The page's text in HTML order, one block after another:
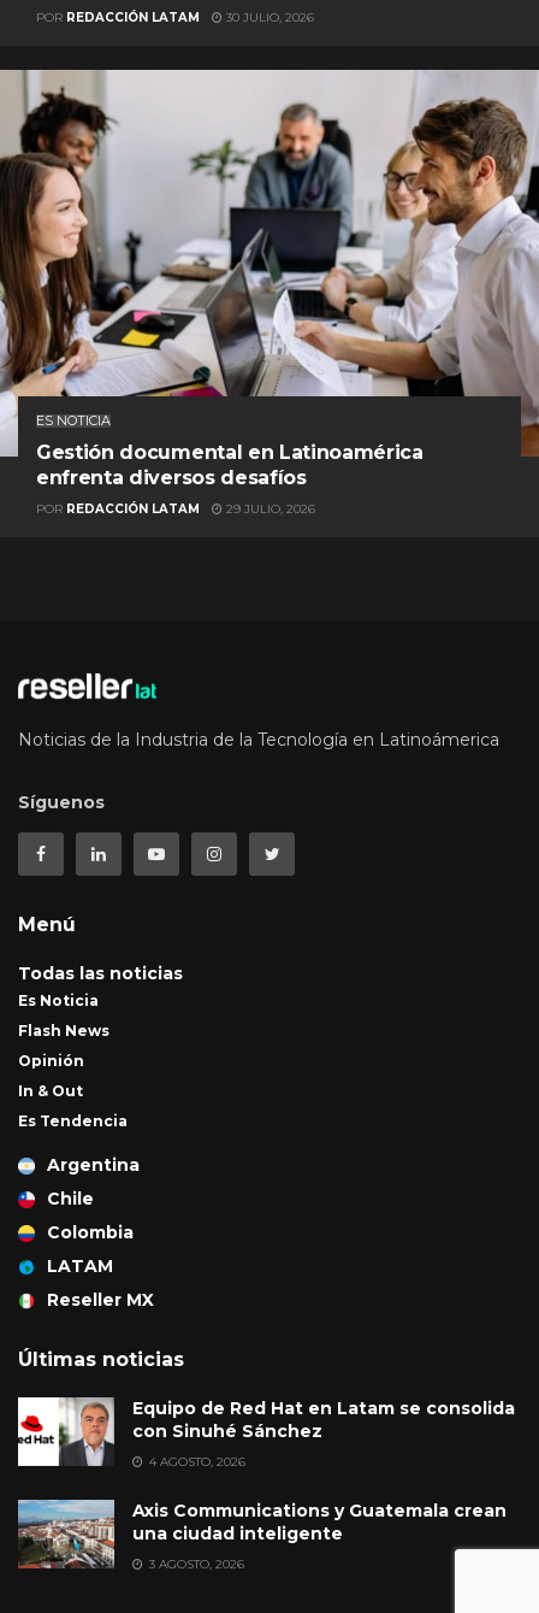
POR REDACCIÓN LATAM 30 JULIO, 2026
ES NOTICIA
Gestión documental en Latinoamérica
enfrenta diversos desafíos
POR REDACCIÓN LATAM 29 JULIO, 2026
Noticias de la Industria de la Tecnología en Latinoámerica
Síguenos
Menú
Todas las noticias
Es Noticia
Flash News
Opinión
In & Out
Es Tendencia
Argentina
Chile
Colombia
LATAM
Reseller MX
Últimas noticias
Equipo de Red Hat en Latam se consolida
con Sinuhé Sánchez
4 AGOSTO, 2026
Axis Communications y Guatemala crean
una ciudad inteligente
3 AGOSTO, 2026